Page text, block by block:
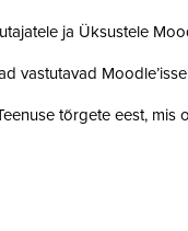
ja Üksustele
vastutavad
tõrgete eest,